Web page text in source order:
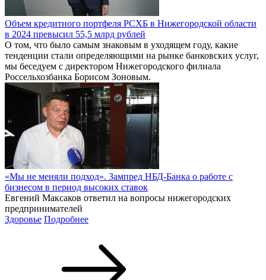
Объем кредитного портфеля РСХБ в Нижегородской области
в 2024 превысил 55,5 млрд рублей
О том, что было самым знаковым в уходящем году, какие
тенденции стали определяющими на рынке банковских услуг,
мы беседуем с директором Нижегородского филиала
Россельхозбанка Борисом Зоновым.
«Мы не меняли подход». Зампред НБД-Банка о работе с
бизнесом в период высоких ставок
Евгений Максаков ответил на вопросы нижегородских
предпринимателей
Здоровье Подробнее